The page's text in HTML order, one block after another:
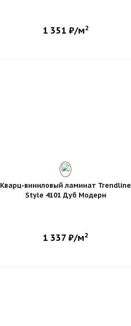
1 351 ₽/м2
Кварц-виниловый ламинат Trendline
Style 4101 Дуб Модерн
1 337 ₽/м2